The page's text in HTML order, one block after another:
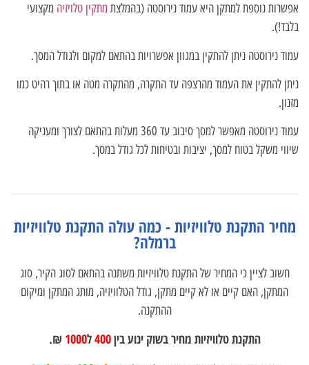
אפשרות נוספת למתקן היא עמוד נירוסטה (בהמלצת מתקין טלויזיה מקצועי
בלבד!).
עמוד נירוסטה ניתן להתקין במגוון אפשרויות בהתאם למקום ולגודל המסך.
ניתן להתקין את העמוד מהרצפה עד התקרה, מהתקרה מטה או בתוך רהיט כמו
מזנון.
עמוד נירוסטה מאפשר למסך סיבוב עד 360 מעלות בהתאם לצורך ומעניקה
שיווי משקל בטוח למסך, יציבות ובטיחות לכל גודל במסך.
מחיר התקנת טלוויזיות - כמה עולה התקנת טלוויזיות
ברמלה?
חשוב לציין כי המחיר של התקנת טלוויזיות משתנה בהתאם לסוג הקיר, סוג
המתקן, האם קיים או לא קיים מתקן, גודל הטלוויזיה, מותג המתקן ומיקום
ההתקנה.
התקנת טלוויזיות מחיר בשוק ינוע בין400ל1000
₪.